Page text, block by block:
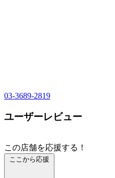
03-3689-2819
ユーザーレビュー
この店舗を応援する！
ここから応援